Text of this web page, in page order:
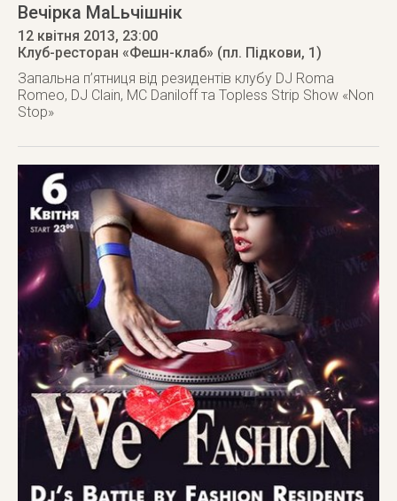
Вечірка МаLьчішнік
12 квітня 2013, 23:00
Клуб-ресторан «Фешн-клаб» (пл. Підкови, 1)
Запальна п’ятниця від резидентів клубу DJ Roma
Romeo, DJ Clain, MC Daniloff та Topless Strip Show «Non
Stop»